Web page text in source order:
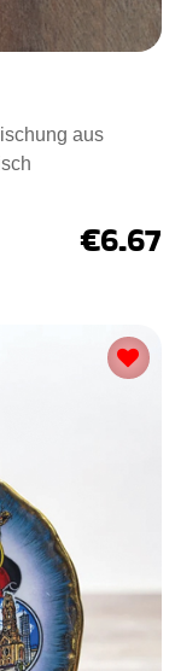
aus
€6.67